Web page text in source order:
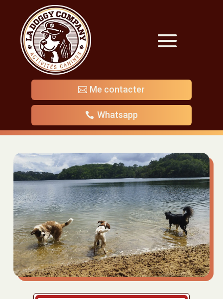
Me contacter
Whatsapp